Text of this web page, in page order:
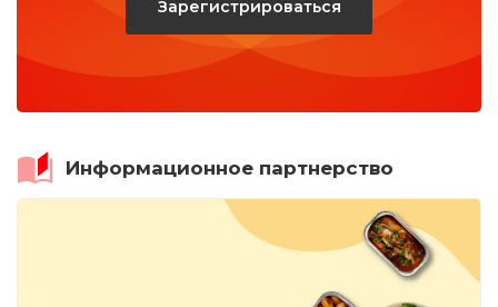
Зарегистрироваться
Информационное партнерство